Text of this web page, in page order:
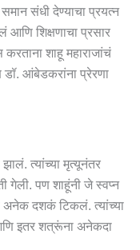
समान संधी देण्याचा प्रयत्न
आणि शिक्षणाचा प्रसार
शाहू महाराजांचं
डॉ. आंबेडकरांना प्रेरणा
त्यांच्या मृत्यूनंतर
गेली. पण शाहूंनी जे स्वप्न
अनेक दशकं टिकलं. त्यांच्या
आणि इतर शत्रूंना अनेकदा